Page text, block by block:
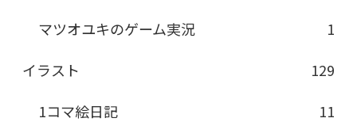
マツオユキのゲーム実況
1
イラスト
129
1コマ絵日記
11